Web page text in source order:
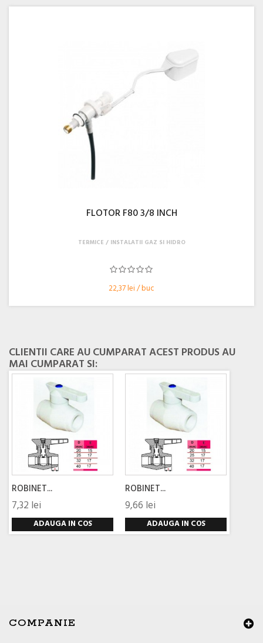
FLOTOR F80 3/8 INCH
22,37 lei / buc
TERMICE INSTALATII GAZ SI HIDRO
CLIENTII CARE AU CUMPARAT ACEST PRODUS AU
MAI CUMPARAT SI:
ROBINET...
7,32 lei
ADAUGA IN COS
ROBINET...
9,66 lei
ADAUGA IN COS
COMPANIE